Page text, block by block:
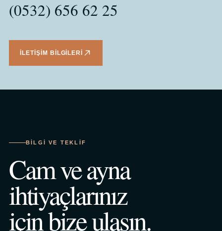
(0532) 656 62 25
İLETIŞIM BILGILERI
BILGI VE TEKLIF
Cam ve ayna
ihtiyaçlarınız
için bize ulaşın.